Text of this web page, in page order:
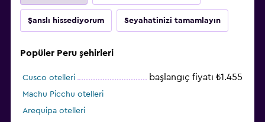
Şanslı hissediyorum Seyahatinizi tamamlayın
Popüler Peru şehirleri
Cusco otelleri başlangıç fiyatı ₺1.455
Machu Picchu otelleri
Arequipa otelleri